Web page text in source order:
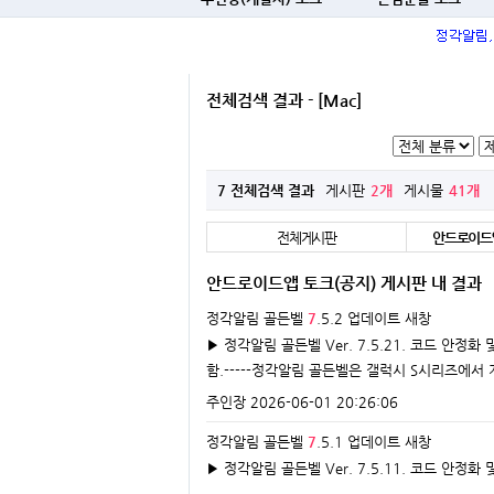
전체검색 결과 - [Mac]
7 전체검색 결과 게시판 2개 게시물 41개
전체게시판 안드로이
안드로이드앱 토크(공지) 게시판 내 결과
정각알림 골든벨 7 .5.2 업데이트 새창
▶ 정각알림 골든벨 Ver. 7.5.21. 코드 안정화
함.-----정각알림 골든벨은 갤럭시 S시리즈에서
주인장 2026-06-01 20:26:06
정각알림 골든벨 7 .5.1 업데이트 새창
▶ 정각알림 골든벨 Ver. 7.5.11. 코드 안정화